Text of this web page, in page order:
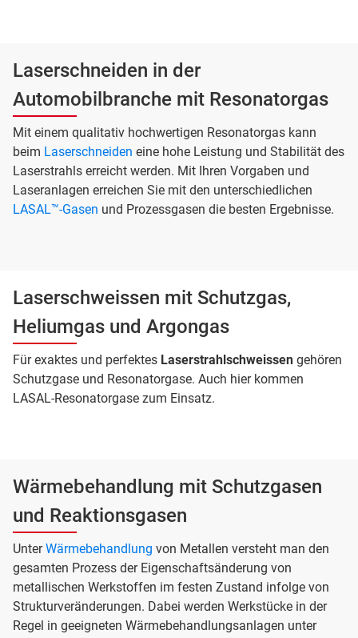
Laserschneiden in der
Automobilbranche mit Resonatorgas
Mit einem qualitativ hochwertigen Resonatorgas kann
beim Laserschneiden eine hohe Leistung und Stabilität des
Laserstrahls erreicht werden. Mit Ihren Vorgaben und
Laseranlagen erreichen Sie mit den unterschiedlichen
LASAL™-Gasen und Prozessgasen die besten Ergebnisse.
Laserschweissen mit Schutzgas,
Heliumgas und Argongas
Für exaktes und perfektes Laserstrahlschweissen gehören
Schutzgase und Resonatorgase. Auch hier kommen
LASAL-Resonatorgase zum Einsatz.
Wärmebehandlung mit Schutzgasen
und Reaktionsgasen
UnterWärmebehandlung von Metallen versteht man den
gesamten Prozess der Eigenschaftsänderung von
metallischen Werkstoffen im festen Zustand infolge von
Strukturveränderungen. Dabei werden Werkstücke in der
Regel in geeigneten Wärmebehandlungsanlagen unter